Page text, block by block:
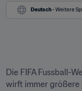
Deutsch - Weitere
Die FIFA Fussball-
wirft immer größere